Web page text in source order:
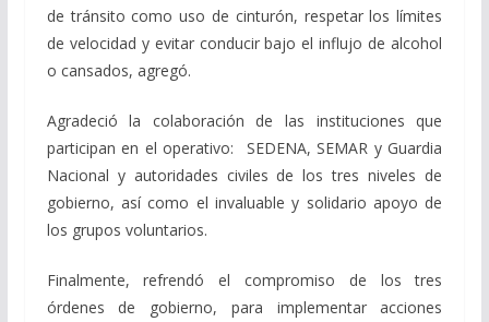
de tránsito como uso de cinturón, respetar los límites
de velocidad y evitar conducir bajo el influjo de alcohol
o cansados, agregó.
Agradeció la colaboración de las instituciones que
participan en el operativo: SEDENA, SEMAR y Guardia
Nacional y autoridades civiles de los tres niveles de
gobierno, así como el invaluable y solidario apoyo de
los grupos voluntarios.
Finalmente, refrendó el compromiso de los tres
órdenes de gobierno, para implementar acciones